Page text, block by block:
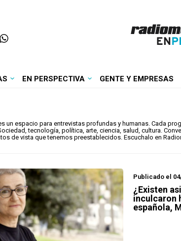
EN PERSPECTIVA GENTE Y EMPRESAS
un espacio para entrevistas profundas y humanas. Cada
tecnología, política, arte, ciencia, salud, cultura.
de vista que tenemos preestablecidos. Escuchalo en
Publicado el
¿Existen
inculcaron
española,